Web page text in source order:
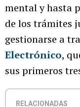
mental y hasta
de los trámites
gestionarse a
Electrónico,
sus primeros
RELACIONADAS